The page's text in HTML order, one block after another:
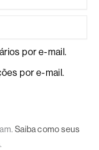
por e-mail.
por e-mail.
Saiba como seus
.